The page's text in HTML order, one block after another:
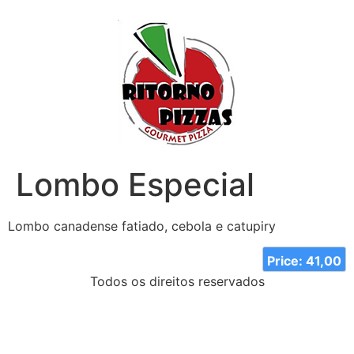
Lombo Especial
Lombo canadense fatiado, cebola e catupiry
Price: 41,00
Todos os direitos reservados